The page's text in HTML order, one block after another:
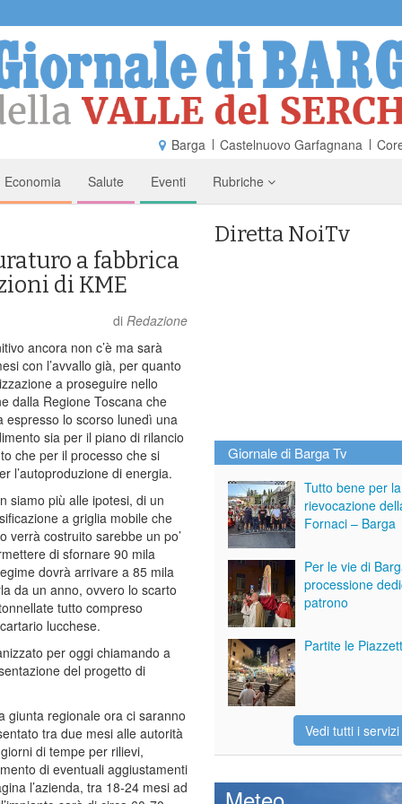
Barga Castelnuovo Garfagnana
Economia Salute Eventi Rubriche
a fabbrica
di KME
di Redazione
ancora non c’è ma sarà
con l’avvallo già, per quanto
a proseguire nello
dalla Regione Toscana che
espresso lo scorso lunedì una
sia per il piano di rilancio
che per il processo che si
l’autoproduzione di energia.
siamo più alle ipotesi, di un
a griglia mobile che
verrà costruito sarebbe un po’
di sfornare 90 mila
dovrà arrivare a 85 mila
da un anno, ovvero lo scarto
tutto compreso
lucchese.
per oggi chiamando a
del progetto di
giunta regionale ora ci saranno
tra due mesi alle autorità
di tempe per rilievi,
di eventuali aggiustamenti
l’azienda, tra 18-24 mesi ad
Diretta NoiTv
Giornale di Barga Tv
Tutto bene per la
rievocazione
Fornaci – Barga
Per le vie di
processione
patrono
Partite le
Vedi tutti i servizi